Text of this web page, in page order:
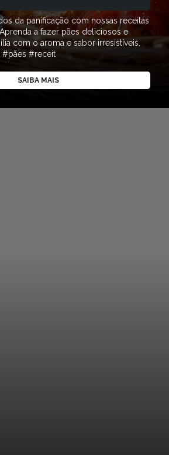
da panificação com nossas receitas
a fazer pães deliciosos e
com o aroma e sabor irresistíveis.
#pães #receit
SAIBA MAIS